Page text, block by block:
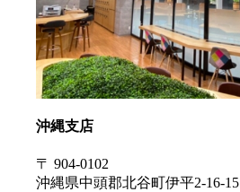
沖縄支店
〒 904-0102
沖縄県中頭郡北谷町伊平2-16-15